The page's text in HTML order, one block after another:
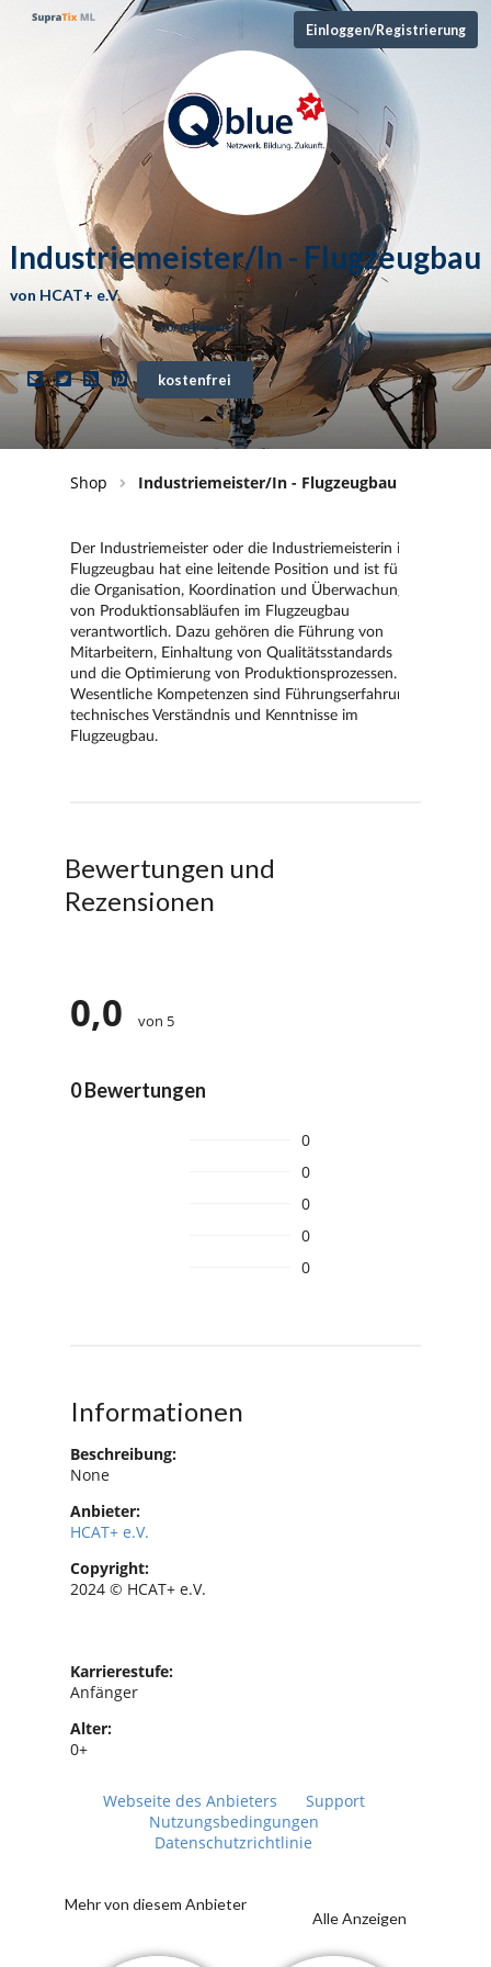
Einloggen/Registrierung
Industriemeister/In - Flugzeugbau
von HCAT+ e.V.
0,0/ (0Bewert.)
kostenfrei
Shop Industriemeister/In - Flugzeugbau
Bewertungen und
Rezensionen
0,0 von 5
0 Bewertungen
0
0
0
0
0
Informationen
Beschreibung:
None
Anbieter:
HCAT+ e.V.
Copyright:
2024 © HCAT+ e.V.
Karrierestufe:
Anfänger
Alter:
0+
Webseite des Anbieters
Support
Nutzungsbedingungen
Datenschutzrichtlinie
Mehr von diesem Anbieter
Alle Anzeigen